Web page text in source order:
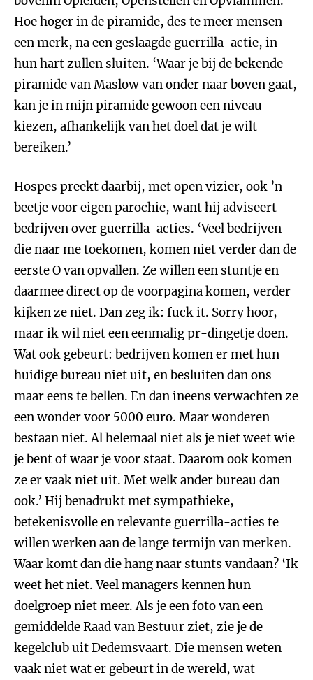
Hoe hoger in de piramide, des te meer mensen
een merk, na een geslaagde guerrilla-actie, in
hun hart zullen sluiten. ‘Waar je bij de bekende
piramide van Maslow van onder naar boven gaat,
kan je in mijn piramide gewoon een niveau
kiezen, afhankelijk van het doel dat je wilt
bereiken.’
Hospes preekt daarbij, met open vizier, ook ’n
beetje voor eigen parochie, want hij adviseert
bedrijven over guerrilla-acties. ‘Veel bedrijven
die naar me toekomen, komen niet verder dan de
eerste O van opvallen. Ze willen een stuntje en
daarmee direct op de voorpagina komen, verder
kijken ze niet. Dan zeg ik: fuck it. Sorry hoor,
maar ik wil niet een eenmalig pr-dingetje doen.
Wat ook gebeurt: bedrijven komen er met hun
huidige bureau niet uit, en besluiten dan ons
maar eens te bellen. En dan ineens verwachten ze
een wonder voor 5000 euro. Maar wonderen
bestaan niet. Al helemaal niet als je niet weet wie
je bent of waar je voor staat. Daarom ook komen
ze er vaak niet uit. Met welk ander bureau dan
ook.’ Hij benadrukt met sympathieke,
betekenisvolle en relevante guerrilla-acties te
willen werken aan de lange termijn van merken.
Waar komt dan die hang naar stunts vandaan? ‘Ik
weet het niet. Veel managers kennen hun
doelgroep niet meer. Als je een foto van een
gemiddelde Raad van Bestuur ziet, zie je de
kegelclub uit Dedemsvaart. Die mensen weten
vaak niet wat er gebeurt in de wereld, wat